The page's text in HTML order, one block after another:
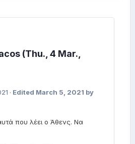
(Thu., 4 Mar.,
· Edited March 5, 2021 by
που λέει ο Άθενς. Να